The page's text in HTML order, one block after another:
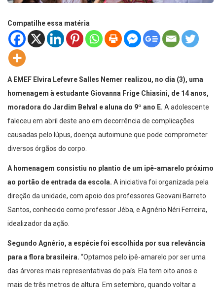
Compatilhe essa matéria
A EMEF Elvira Lefevre Salles Nemer realizou, no dia (3), uma
homenagem à estudante Giovanna Frige Chiasini, de 14 anos,
moradora do Jardim Belval e aluna do 9º ano E. A adolescente
faleceu em abril deste ano em decorrência de complicações
causadas pelo lúpus, doença autoimune que pode comprometer
diversos órgãos do corpo.
A homenagem consistiu no plantio de um ipê-amarelo próximo
ao portão de entrada da escola. A iniciativa foi organizada pela
direção da unidade, com apoio dos professores Geovani Barreto
Santos, conhecido como professor Jéba, e Agnério Néri Ferreira,
idealizador da ação.
Segundo Agnério, a espécie foi escolhida por sua relevância
para a flora brasileira. “Optamos pelo ipê-amarelo por ser uma
das árvores mais representativas do país. Ela tem oito anos e
mais de três metros de altura. Em setembro, quando voltar a